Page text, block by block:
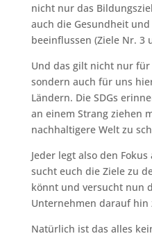
nicht nur das
auch die Gesundheit
beeinflussen (Ziele Nr. 3
Und das gilt nicht nur
sondern auch für uns
Ländern. Die SDGs
an einem Strang ziehen
nachhaltigere Welt zu
Jeder legt also den
sucht euch die Ziele zu
könnt und versucht nun
Unternehmen darauf hin
Natürlich ist das alles